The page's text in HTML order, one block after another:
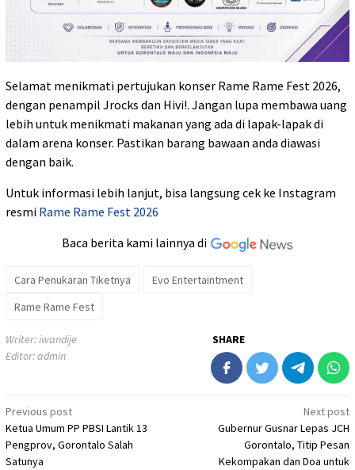
Selamat menikmati pertujukan konser Rame Rame Fest 2026,
dengan penampil Jrocks dan Hivi!. Jangan lupa membawa uang
lebih untuk menikmati makanan yang ada di lapak-lapak di
dalam arena konser. Pastikan barang bawaan anda diawasi
dengan baik.
Untuk informasi lebih lanjut, bisa langsung cek ke Instagram
resmi Rame Rame Fest 2026
Baca berita kami lainnya di
Cara Penukaran Tiketnya
Evo Entertaintment
Rame Rame Fest
Writer: iwandije
Editor: admin
SHARE
Post
navigation
Previous post
Ketua Umum PP PBSI Lantik 13
Pengprov, Gorontalo Salah
Satunya
Next post
Gubernur Gusnar Lepas JCH
Gorontalo, Titip Pesan
Kekompakan dan Doa untuk